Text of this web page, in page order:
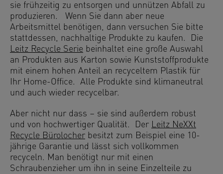
sie frühzeitig zu entsorgen und unnützen Abfall zu
produzieren. Wenn Sie dann aber neue
Arbeitsmittel benötigen, dann versuchen Sie bitte
stattdessen, nachhaltige Produkte zu kaufen. Die
Leitz Recycle Serie beinhaltet eine große Auswahl
an Produkten aus Karton sowie Kunststoffprodukte
mit einem hohen Anteil an recyceltem Plastik für
Ihr Home-Office. Alle Produkte sind klimaneutral
und auch wieder recycelbar.
Aber nicht nur dass – sie sind außerdem robust
und von hochwertiger Qualität. Der Leitz NeXXt
Recycle Bürolocher besitzt zum Beispiel eine 10-
jährige Garantie und lässt sich vollkommen
recyceln. Man benötigt nur mit einen
Schraubenzieher um ihn in seine Einzelteile zu